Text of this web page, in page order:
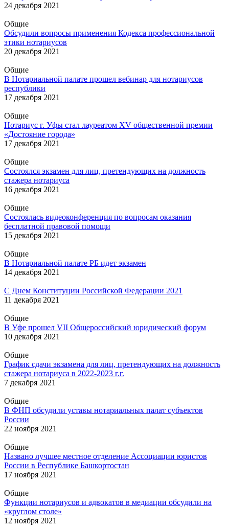
24 декабря 2021
Общие
Обсудили вопросы применения Кодекса профессиональной
этики нотариусов
20 декабря 2021
Общие
В Нотариальной палате прошел вебинар для нотариусов
республики
17 декабря 2021
Общие
Нотариус г. Уфы стал лауреатом XV общественной премии
«Достояние города»
17 декабря 2021
Общие
Состоялся экзамен для лиц, претендующих на должность
стажера нотариуса
16 декабря 2021
Общие
Состоялась видеоконференция по вопросам оказания
бесплатной правовой помощи
15 декабря 2021
Общие
В Нотариальной палате РБ идет экзамен
14 декабря 2021
С Днем Конституции Российской Федерации 2021
11 декабря 2021
Общие
В Уфе прошел VII Общероссийский юридический форум
10 декабря 2021
Общие
График сдачи экзамена для лиц, претендующих на должность
стажера нотариуса в 2022-2023 г.г.
7 декабря 2021
Общие
В ФНП обсудили уставы нотариальных палат субъектов
России
22 ноября 2021
Общие
Названо лучшее местное отделение Ассоциации юристов
России в Республике Башкортостан
17 ноября 2021
Общие
Функции нотариусов и адвокатов в медиации обсудили на
«круглом столе»
12 ноября 2021